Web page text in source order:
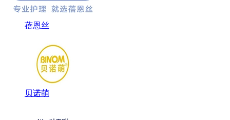
蓓恩丝
贝诺萌